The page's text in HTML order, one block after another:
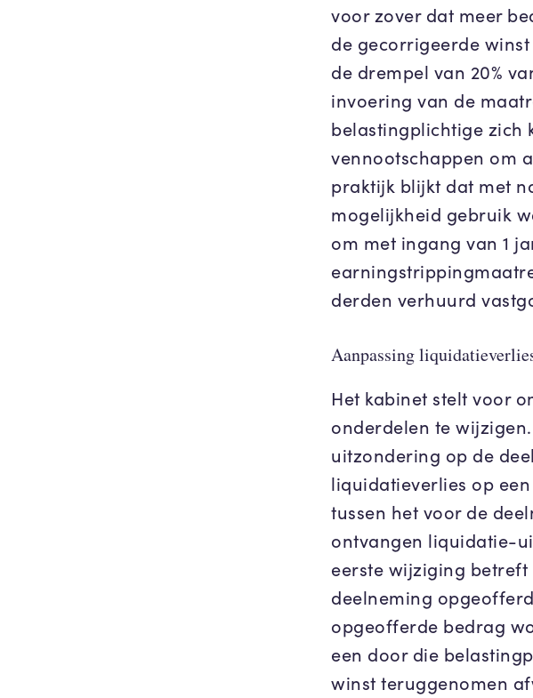
voor zover dat meer
de gecorrigeerde
de drempel van 20%
invoering van de
belastingplichtige zich
vennootschappen om
praktijk blijkt dat met
mogelijkheid gebruik
om met ingang van 1
derden verhuurd
Aanpassing
Het kabinet stelt voor
onderdelen te
uitzondering op de
liquidatieverlies op
tussen het voor de
ontvangen liquidatie-
eerste wijziging
deelneming
opgeofferde bedrag
een door die
winst teruggenomen